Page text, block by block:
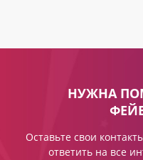
НУЖНА
Оставьте свои
ответить на все